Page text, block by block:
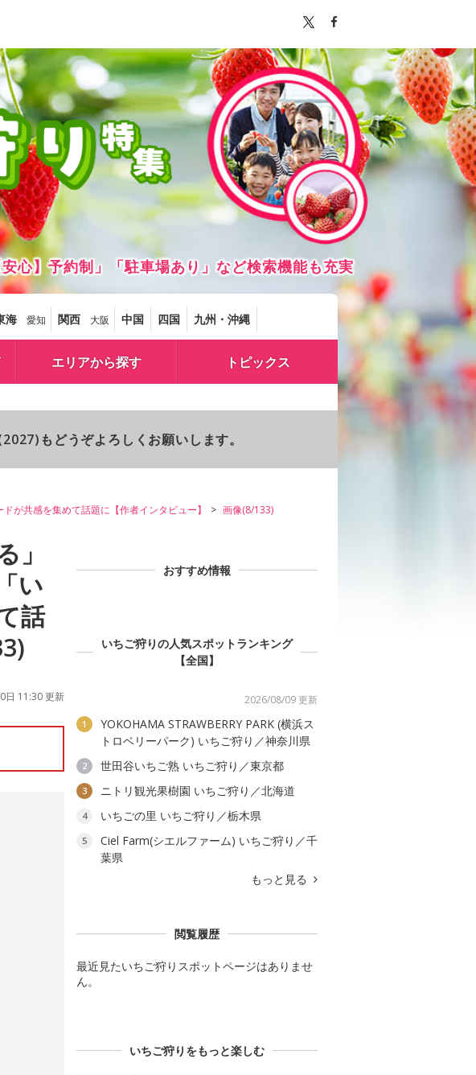
心】予約制」「駐車場あり」など検索機能も充実
海 愛知 関西 大阪 中国 四国 九州・沖縄
エリアから探す トピックス
もどうぞよろしくお願いします。
が共感を集めて話題に【作者インタビュー】
画像(8/133)
」
い
話
日 11:30 更新
おすすめ情報
いちご狩りの人気スポットランキング
【全国】
2026/08/09 更新
1
YOKOHAMA STRAWBERRY PARK (横浜ス
トロベリーパーク) いちご狩り／神奈川県
2 世田谷いちご熟 いちご狩り／東京都
3 ニトリ観光果樹園 いちご狩り／北海道
4 いちごの里 いちご狩り／栃木県
5
Ciel Farm(シエルファーム) いちご狩り／千
葉県
もっと見る
閲覧履歴
最近見たいちご狩りスポットページはありませ
ん。
いちご狩りをもっと楽しむ